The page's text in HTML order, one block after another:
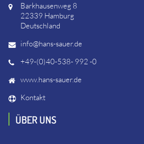
Barkhausenweg 8
22339 Hamburg
Deutschland
info@hans-sauer.de
+49-(0)40-538- 992 -0
www.hans-sauer.de
Kontakt
ÜBER UNS